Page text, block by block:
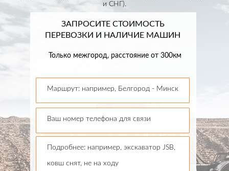
и СНГ).
ЗАПРОСИТЕ СТОИМОСТЬ
ПЕРЕВОЗКИ И НАЛИЧИЕ МАШИН
Только межгород, расстояние от 300км
Маршрут: например, Белгород - Минск
Ваш номер телефона для связи
Подробнее: например, экскаватор JSB,
ковш снят, не на ходу